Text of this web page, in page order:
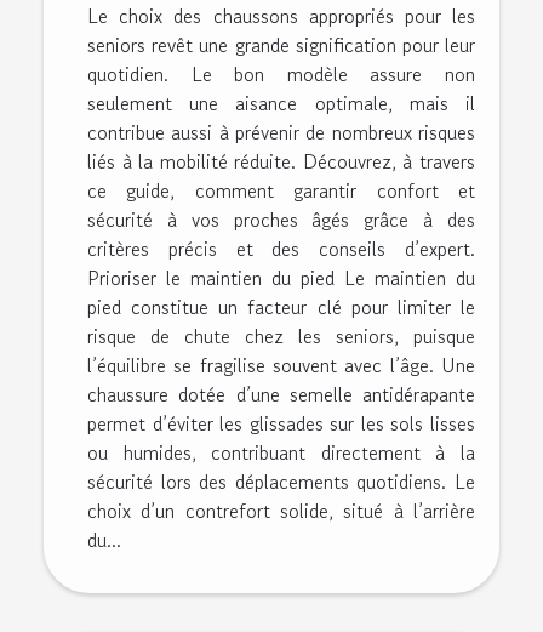
Le choix des chaussons appropriés pour les
seniors revêt une grande signification pour leur
quotidien. Le bon modèle assure non
seulement une aisance optimale, mais il
contribue aussi à prévenir de nombreux risques
liés à la mobilité réduite. Découvrez, à travers
ce guide, comment garantir confort et
sécurité à vos proches âgés grâce à des
critères précis et des conseils d’expert.
Prioriser le maintien du pied Le maintien du
pied constitue un facteur clé pour limiter le
risque de chute chez les seniors, puisque
l’équilibre se fragilise souvent avec l’âge. Une
chaussure dotée d’une semelle antidérapante
permet d’éviter les glissades sur les sols lisses
ou humides, contribuant directement à la
sécurité lors des déplacements quotidiens. Le
choix d’un contrefort solide, situé à l’arrière
du...